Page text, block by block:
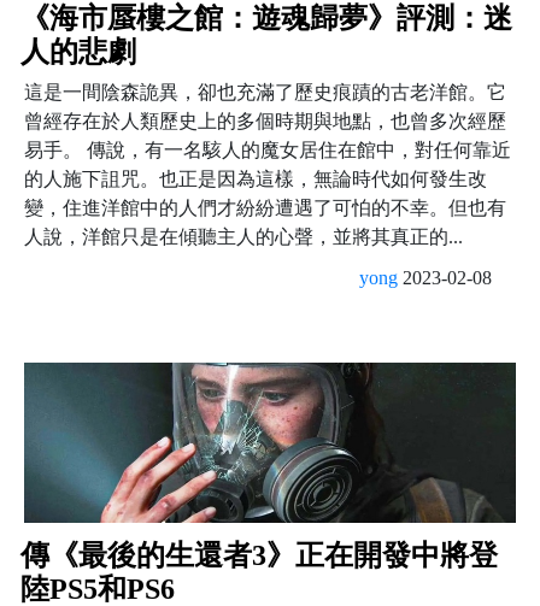
《海市蜃樓之館：遊魂歸夢》評測：迷
人的悲劇
這是一間陰森詭異，卻也充滿了歷史痕蹟的古老洋館。它
曾經存在於人類歷史上的多個時期與地點，也曾多次經歷
易手。 傳說，有一名駭人的魔女居住在館中，對任何靠近
的人施下詛咒。也正是因為這樣，無論時代如何發生改
變，住進洋館中的人們才紛紛遭遇了可怕的不幸。但也有
人說，洋館只是在傾聽主人的心聲，並將其真正的...
yong 2023-02-08
傳《最後的生還者3》正在開發中將登
陸PS5和PS6